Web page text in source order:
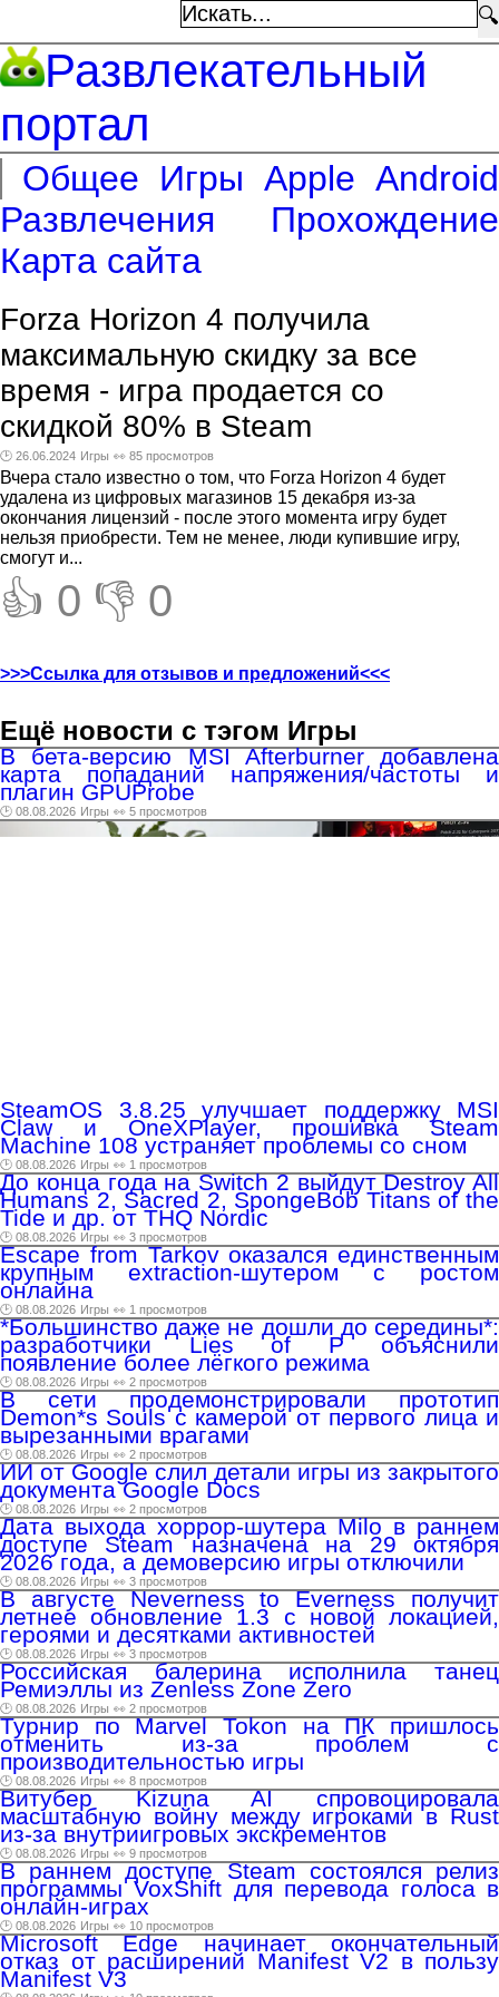
🔍
Развлекательный
портал
Общее Игры Apple Android
Развлечения
Прохождение
Карта сайта
Forza Horizon 4 получила
максимальную скидку за все
время - игра продается со
скидкой 80% в Steam
🕑 26.06.2024 Игры 👀 85 просмотров
Вчера стало известно о том, что Forza Horizon 4 будет
удалена из цифровых магазинов 15 декабря из-за
окончания лицензий - после этого момента игру будет
нельзя приобрести. Тем не менее, люди купившие игру,
смогут и...
👍 0 👎 0
>>>Ссылка для отзывов и предложений<<<
Ещё новости с тэгом Игры
В бета-версию MSI Afterburner добавлена
карта попаданий напряжения/частоты и
плагин GPUProbe
🕑 08.08.2026 Игры 👀 5 просмотров
SteamOS 3.8.25 улучшает поддержку MSI
Claw и OneXPlayer, прошивка Steam
Machine 108 устраняет проблемы со сном
🕑 08.08.2026 Игры 👀 1 просмотров
До конца года на Switch 2 выйдут Destroy All
Humans 2, Sacred 2, SpongeBob Titans of the
Tide и др. от THQ Nordic
🕑 08.08.2026 Игры 👀 3 просмотров
Escape from Tarkov оказался единственным
крупным extraction-шутером с ростом
онлайна
🕑 08.08.2026 Игры 👀 1 просмотров
*Большинство даже не дошли до середины*:
разработчики Lies of P объяснили
появление более лёгкого режима
🕑 08.08.2026 Игры 👀 2 просмотров
В сети продемонстрировали прототип
Demon*s Souls с камерой от первого лица и
вырезанными врагами
🕑 08.08.2026 Игры 👀 2 просмотров
ИИ от Google слил детали игры из закрытого
документа Google Docs
🕑 08.08.2026 Игры 👀 2 просмотров
Дата выхода хоррор-шутера Milo в раннем
доступе Steam назначена на 29 октября
2026 года, а демоверсию игры отключили
🕑 08.08.2026 Игры 👀 3 просмотров
В августе Neverness to Everness получит
летнее обновление 1.3 с новой локацией,
героями и десятками активностей
🕑 08.08.2026 Игры 👀 3 просмотров
Российская балерина исполнила танец
Ремиэллы из Zenless Zone Zero
🕑 08.08.2026 Игры 👀 2 просмотров
Турнир по Marvel Tokon на ПК пришлось
отменить из-за проблем с
производительностью игры
🕑 08.08.2026 Игры 👀 8 просмотров
Витубер Kizuna AI спровоцировала
масштабную войну между игроками в Rust
из-за внутриигровых экскрементов
🕑 08.08.2026 Игры 👀 9 просмотров
В раннем доступе Steam состоялся релиз
программы VoxShift для перевода голоса в
онлайн-играх
🕑 08.08.2026 Игры 👀 10 просмотров
Microsoft Edge начинает окончательный
отказ от расширений Manifest V2 в пользу
Manifest V3